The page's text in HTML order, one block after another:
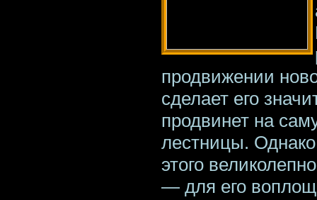
продвижении
сделает его
продвинет на
лестницы.
этого
— для его